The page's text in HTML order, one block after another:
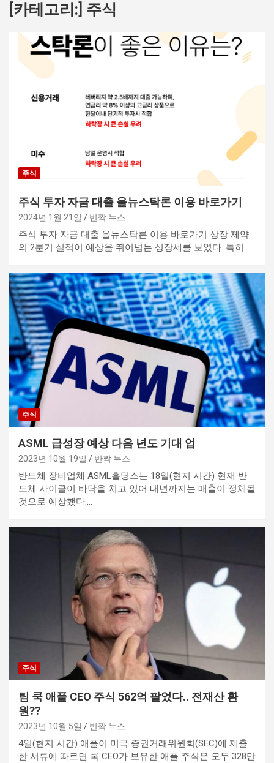
[카테고리:] 주식
주식
주식 투자 자금 대출 올뉴스탁론 이용 바로가기
2024년 1월 21일 반짝 뉴스
주식 투자 자금 대출 올뉴스탁론 이용 바로가기 상장 제약
의 2분기 실적이 예상을 뛰어넘는 성장세를 보였다. 특히…
주식
ASML 급성장 예상 다음 년도 기대 업
2023년 10월 19일 반짝 뉴스
반도체 장비업체 ASML홀딩스는 18일(현지 시간) 현재 반
도체 사이클이 바닥을 치고 있어 내년까지는 매출이 정체될
것으로 예상했다.…
주식
팀 쿡 애플 CEO 주식 562억 팔었다.. 전재산 환
원??
2023년 10월 5일 반짝 뉴스
4일(현지 시간) 애플이 미국 증권거래위원회(SEC)에 제출
한 서류에 따르면 쿡 CEO가 보유한 애플 주식은 모두 328만